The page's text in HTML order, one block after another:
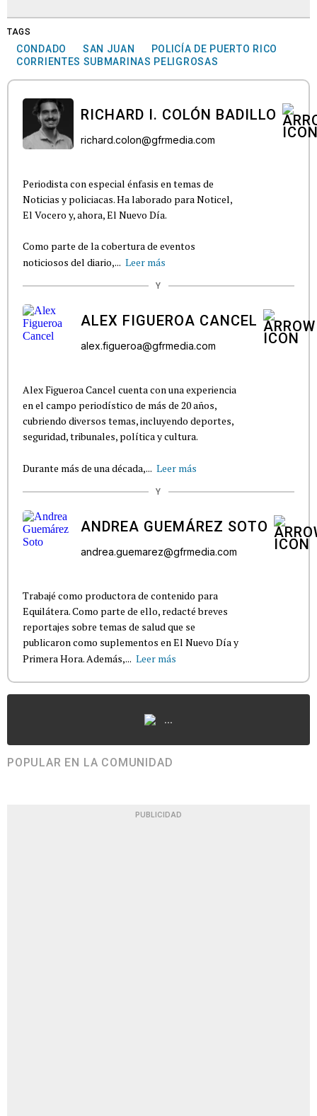
TAGS
CONDADO SAN JUAN
POLICÍA DE PUERTO RICO
CORRIENTES SUBMARINAS PELIGROSAS
RICHARD I. COLÓN BADILLO
richard.colon@gfrmedia.com
Periodista con especial énfasis en temas de
Noticias y policiacas. Ha laborado para Noticel,
El Vocero y, ahora, El Nuevo Día.
Como parte de la cobertura de eventos
noticiosos del diario,... Leer más
Y
ALEX FIGUEROA CANCEL
alex.figueroa@gfrmedia.com
Alex Figueroa Cancel cuenta con una experiencia
en el campo periodístico de más de 20 años,
cubriendo diversos temas, incluyendo deportes,
seguridad, tribunales, política y cultura.
Durante más de una década,... Leer más
Y
ANDREA GUEMÁREZ SOTO
andrea.guemarez@gfrmedia.com
Trabajé como productora de contenido para
Equilátera. Como parte de ello, redacté breves
reportajes sobre temas de salud que se
publicaron como suplementos en El Nuevo Día y
Primera Hora. Además,... Leer más
...
POPULAR EN LA COMUNIDAD
PUBLICIDAD